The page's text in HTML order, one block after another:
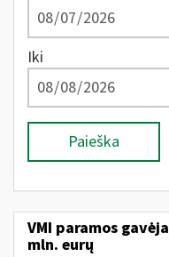
Iki
Paieška
VMI paramos
mln. eurų